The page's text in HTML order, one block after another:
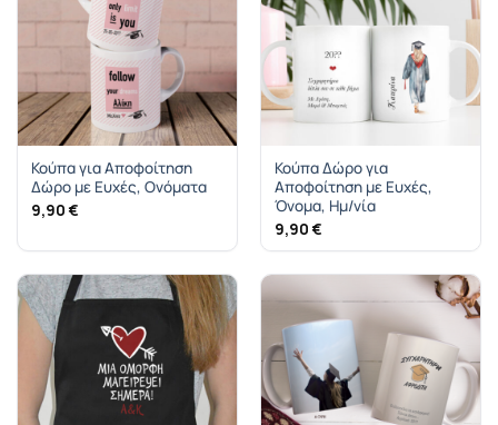
Κούπα για Αποφοίτηση
Δώρο με Ευχές, Ονόματα
9,90 €
Κούπα Δώρο για
Αποφοίτηση με Ευχές,
Όνομα, Ημ/νία
9,90 €